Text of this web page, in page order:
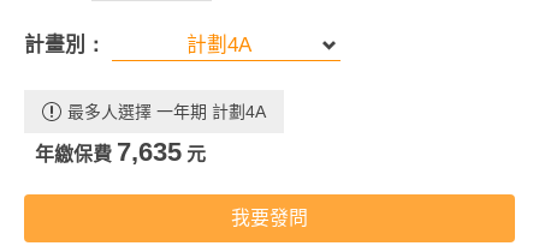
計畫別：
最多人選擇 一年期 計劃4A
年繳保費 7,635 元
我要發問